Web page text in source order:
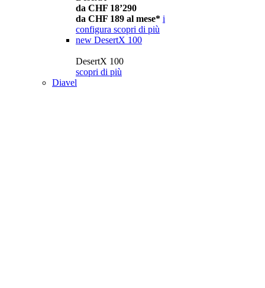
da CHF 18’290
da CHF 189 al mese* i
configura scopri di più
new DesertX 100
DesertX 100
scopri di più
Diavel